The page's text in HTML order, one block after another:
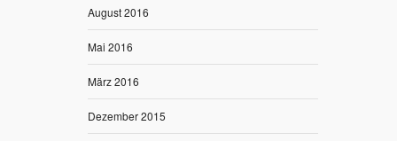
August 2016
Mai 2016
März 2016
Dezember 2015